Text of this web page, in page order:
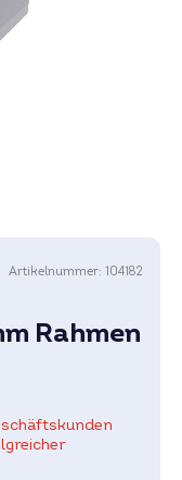
Artikelnummer: 104182
Rahmen